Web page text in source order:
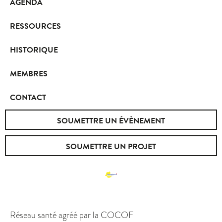
AGENDA
RESSOURCES
HISTORIQUE
MEMBRES
CONTACT
SOUMETTRE UN ÉVÈNEMENT
SOUMETTRE UN PROJET
Réseau santé agréé par la COCOF